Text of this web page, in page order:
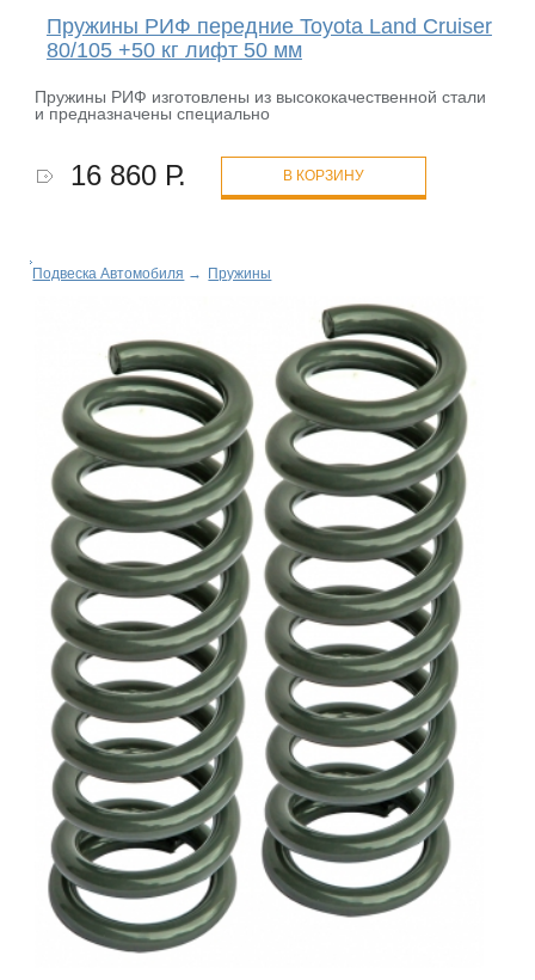
Пружины РИФ передние Toyota Land Cruiser
80/105 +50 кг лифт 50 мм
Пружины РИФ изготовлены из высококачественной стали
и предназначены специально
16 860 Р. В КОРЗИНУ
Подвеска Автомобиля → Пружины